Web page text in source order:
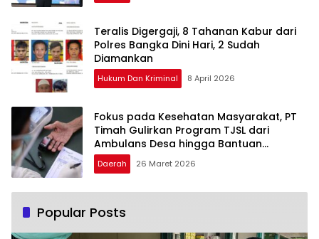
Teralis Digergaji, 8 Tahanan Kabur dari
Polres Bangka Dini Hari, 2 Sudah
Diamankan
Hukum Dan Kriminal 8 April 2026
Fokus pada Kesehatan Masyarakat, PT
Timah Gulirkan Program TJSL dari
Ambulans Desa hingga Bantuan
Pengobatan
Daerah 26 Maret 2026
Popular Posts